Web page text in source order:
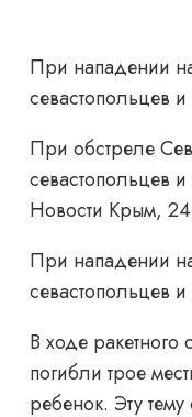
При нападении
севастопольцев
При обстреле
севастопольцев
Новости Крым,
При нападении
севастопольцев
В ходе
погибли трое
ребенок. Эту